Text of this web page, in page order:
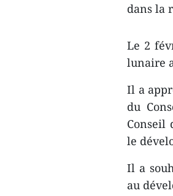
dans la
Le 2
lunaire
Il a
du
Conseil
le
Il a
au